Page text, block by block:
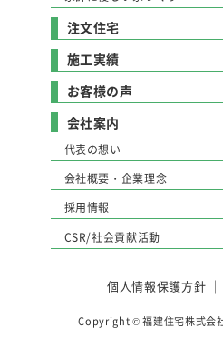
注文住宅
施工実績
お客様の声
会社案内
代表の想い
会社概要・企業理念
採用情報
CSR/社会貢献活動
個人情報保護方針
Copyright © 福建住宅株式会